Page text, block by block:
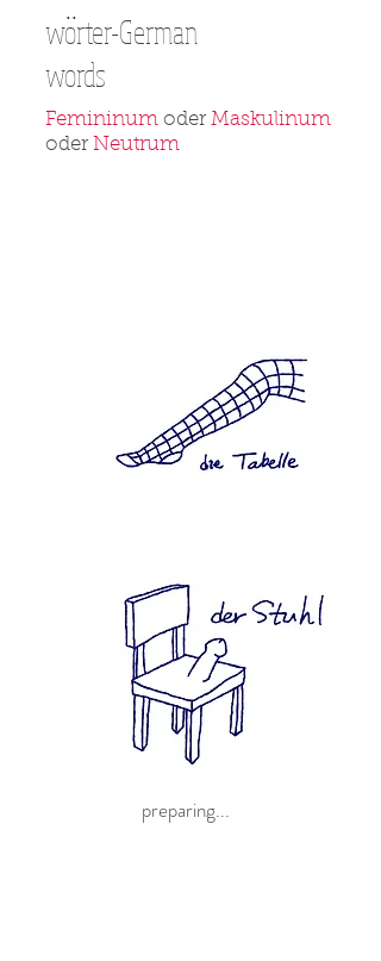
..
worter-German
words
Femininum oder Maskulinum
oder Neutrum
preparing...